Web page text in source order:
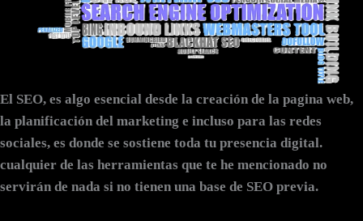
El SEO, es algo esencial desde la creación de la pagina web,
la planificación del marketing e incluso para las redes
sociales, es donde se sostiene toda tu presencia digital.
cualquier de las herramientas que te he mencionado no
servirán de nada si no tienen una base de SEO previa.